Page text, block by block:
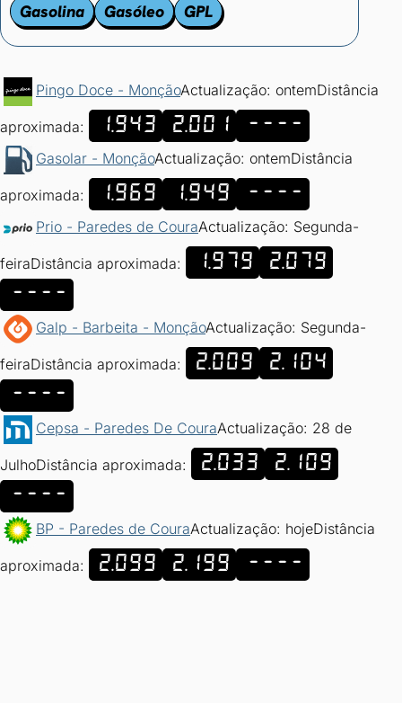
Gasolina Gasóleo GPL
Pingo Doce - MonçãoActualização: ontemDistância
aproximada: 1.943 2.001 ----
Gasolar - MonçãoActualização: ontemDistância
aproximada: 1.969 1.949 ----
Prio - Paredes de CouraActualização: Segunda-
feiraDistância aproximada: 1.979
2.079
----
Galp - Barbeita - MonçãoActualização: Segunda-
feiraDistância aproximada: 2.009
2.104
----
Cepsa - Paredes De CouraActualização: 28 de
JulhoDistância aproximada: 2.033
2.109
----
BP - Paredes de CouraActualização: hojeDistância
aproximada: 2.099 2.199 ----